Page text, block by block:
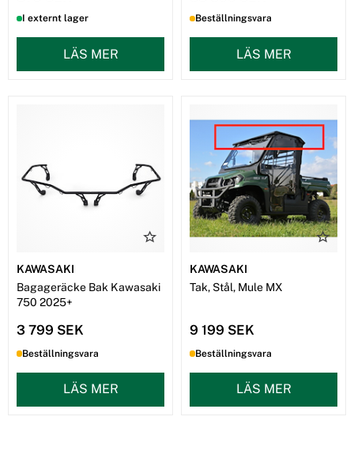
I externt lager
LÄS MER
Beställningsvara
LÄS MER
KAWASAKI
Bagageräcke Bak Kawasaki
750 2025+
3 799 SEK
Beställningsvara
LÄS MER
KAWASAKI
Tak, Stål, Mule MX
9 199 SEK
Beställningsvara
LÄS MER